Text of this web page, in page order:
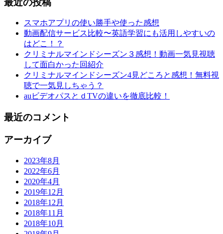
スマホアプリの使い勝手や使った感想
動画配信サービス比較〜英語学習にも活用しやすいの
はどこ！？
クリミナルマインドシーズン３感想！動画一気見視聴
して面白かった回紹介
クリミナルマインドシーズン4見どころと感想！無料視
聴で一気見しちゃう？
auビデオパスとｄTVの違いを徹底比較！
最近のコメント
アーカイブ
2023年8月
2022年6月
2020年4月
2019年12月
2018年12月
2018年11月
2018年10月